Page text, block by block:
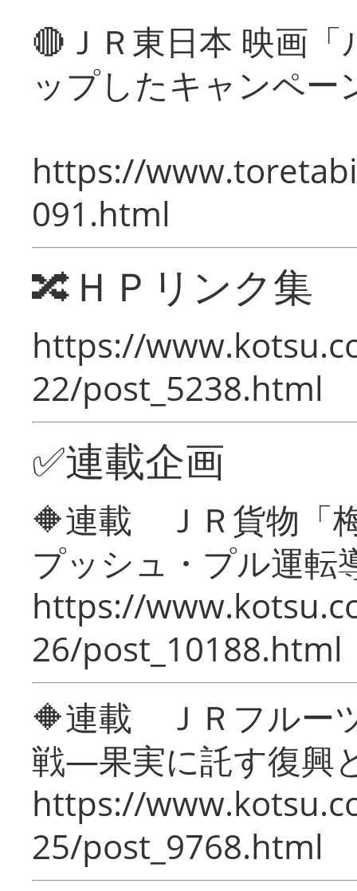
🔴ＪＲ東日本 映画
ップしたキャンペー
https://
091.html
🔀ＨＰリンク集
https://
22/post_5238.html
✅連載企画
🔶連載 ＪＲ貨物「
プッシュ・プル運転
https://
26/post_10188.html
🔶連載 ＪＲフルー
戦―果実に託す復興
https://
25/post_9768.html